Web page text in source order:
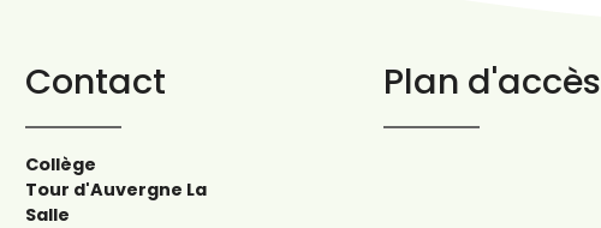
Contact
Collège
Tour d'Auvergne La
Salle
Plan d'accès